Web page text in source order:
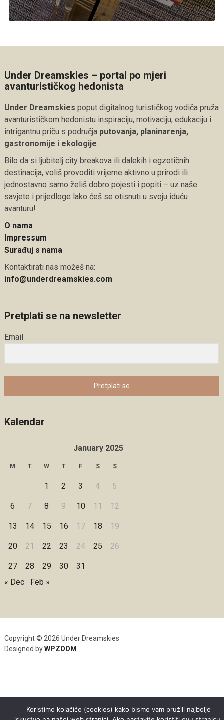
Under Dreamskies – portal po mjeri
avanturističkog hedonista
Under Dreamskies poput digitalnog turističkog vodiča pruža
avanturističkom hedonistu inspiraciju, motivaciju, edukaciju i
intrigantnu priču s područja putovanja, planinarenja,
gastronomije i ekologije.
Bilo da si ljubitelj city breakova ili dalekih i egzotičnih
destinacija, voliš provoditi vrijeme aktivno u prirodi ili
jednostavno samo želiš dobro pojesti i popiti – uz naše
savjete i prijedloge lako ćeš se otisnuti u svoju iduću
avanturu!
O nama
Impressum
Surađuj s nama
Kontaktirati nas možeš na:
info@underdreamskies.com
Pretplati se na newsletter
Email
Pretplati se
Kalendar
January 2025
M T W T F S S
1 2 3 4 5
6 7 8 9 10 11 12
13 14 15 16 17 18 19
20 21 22 23 24 25 26
27 28 29 30
31
« Dec
Feb »
Copyright © 2026 Under Dreamskies
Designed byWPZOOM
Koristimo kolačiće (cookies) kako bismo vam pružili najbolje